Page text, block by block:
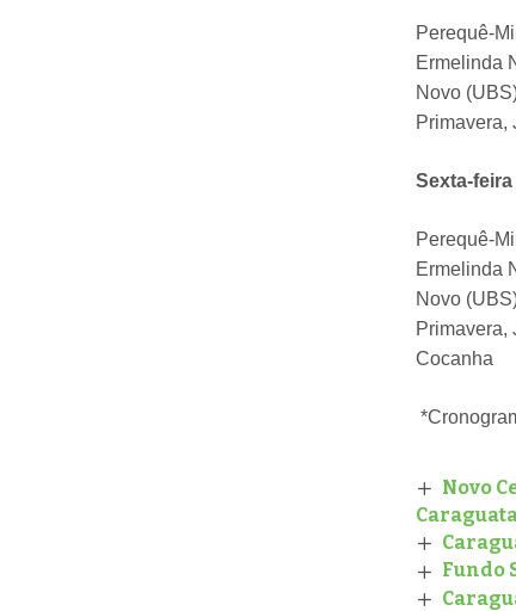
Perequê-
Ermelinda
Novo
Primavera,
Sexta-feira
Perequê-
Ermelinda
Novo
Primavera,
Cocanha
Novo
Fundo